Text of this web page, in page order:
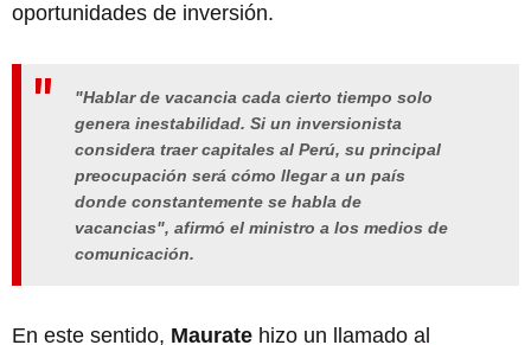
oportunidades de inversión.
"Hablar de vacancia cada cierto tiempo solo
genera inestabilidad. Si un inversionista
considera traer capitales al Perú, su principal
preocupación será cómo llegar a un país
donde constantemente se habla de
vacancias", afirmó el ministro a los medios de
comunicación.
En este sentido, Maurate hizo un llamado al